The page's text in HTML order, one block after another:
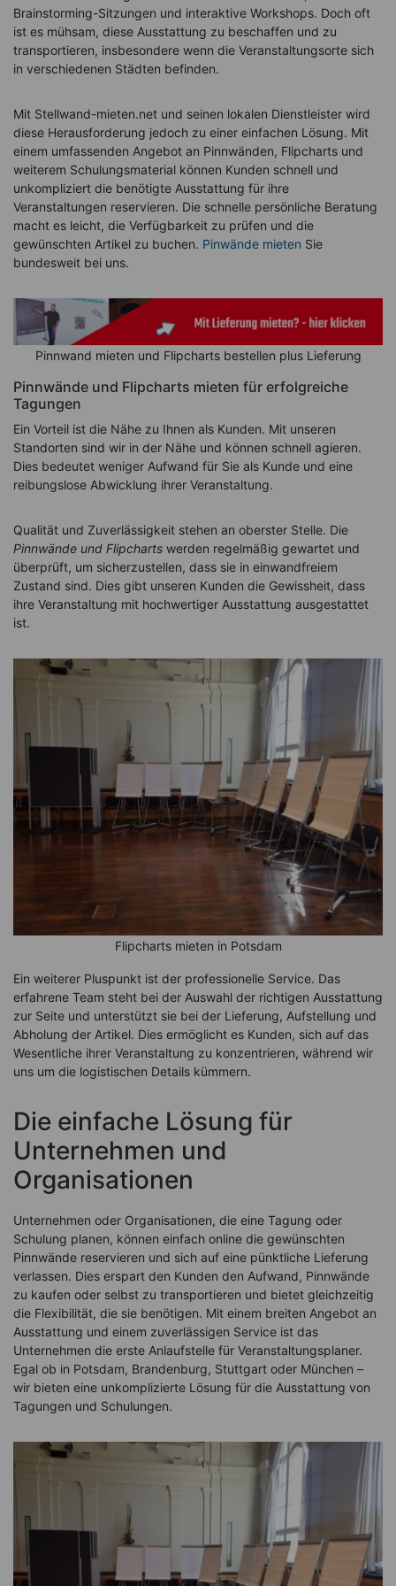
Brainstorming-Sitzungen und interaktive Workshops. Doch oft
ist es mühsam, diese Ausstattung zu beschaffen und zu
transportieren, insbesondere wenn die Veranstaltungsorte sich
in verschiedenen Städten befinden.
Mit Stellwand-mieten.net und seinen lokalen Dienstleister wird
diese Herausforderung jedoch zu einer einfachen Lösung. Mit
einem umfassenden Angebot an Pinnwänden, Flipcharts und
weiterem Schulungsmaterial können Kunden schnell und
unkompliziert die benötigte Ausstattung für ihre
Veranstaltungen reservieren. Die schnelle persönliche Beratung
macht es leicht, die Verfügbarkeit zu prüfen und die
gewünschten Artikel zu buchen. Pinwände mieten Sie
bundesweit bei uns.
Pinnwand mieten und Flipcharts bestellen plus Lieferung
Pinnwände und Flipcharts mieten für erfolgreiche
Tagungen
Ein Vorteil ist die Nähe zu Ihnen als Kunden. Mit unseren
Standorten sind wir in der Nähe und können schnell agieren.
Dies bedeutet weniger Aufwand für Sie als Kunde und eine
reibungslose Abwicklung ihrer Veranstaltung.
Qualität und Zuverlässigkeit stehen an oberster Stelle. Die
Pinnwände und Flipcharts werden regelmäßig gewartet und
überprüft, um sicherzustellen, dass sie in einwandfreiem
Zustand sind. Dies gibt unseren Kunden die Gewissheit, dass
ihre Veranstaltung mit hochwertiger Ausstattung ausgestattet
ist.
Flipcharts mieten in Potsdam
Ein weiterer Pluspunkt ist der professionelle Service. Das
erfahrene Team steht bei der Auswahl der richtigen Ausstattung
zur Seite und unterstützt sie bei der Lieferung, Aufstellung und
Abholung der Artikel. Dies ermöglicht es Kunden, sich auf das
Wesentliche ihrer Veranstaltung zu konzentrieren, während wir
uns um die logistischen Details kümmern.
Die einfache Lösung für
Unternehmen und
Organisationen
Unternehmen oder Organisationen, die eine Tagung oder
Schulung planen, können einfach online die gewünschten
Pinnwände reservieren und sich auf eine pünktliche Lieferung
verlassen. Dies erspart den Kunden den Aufwand, Pinnwände
zu kaufen oder selbst zu transportieren und bietet gleichzeitig
die Flexibilität, die sie benötigen. Mit einem breiten Angebot an
Ausstattung und einem zuverlässigen Service ist das
Unternehmen die erste Anlaufstelle für Veranstaltungsplaner.
Egal ob in Potsdam, Brandenburg, Stuttgart oder München –
wir bieten eine unkomplizierte Lösung für die Ausstattung von
Tagungen und Schulungen.